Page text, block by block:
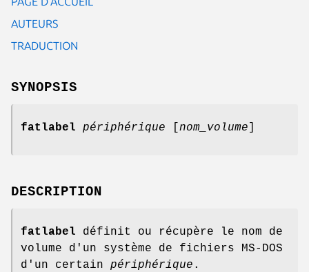
AUTEURS
TRADUCTION
SYNOPSIS
fatlabel périphérique nom_volume
DESCRIPTION
fatlabel définit ou récupère le nom de
volume d'un système de fichiers MS-DOS
d'un certain périphérique .